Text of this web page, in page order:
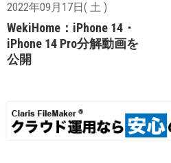
2022年09月17日( 土 )
WekiHome：iPhone 14・
iPhone 14 Pro分解動画を
公開